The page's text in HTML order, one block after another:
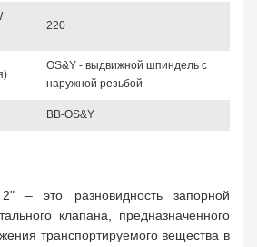
220
OS&Y - выдвижной шпиндель с
наружной резьбой
BB-OS&Y
– это разновидность запорной
клапана, предназначенного
транспортируемого вещества в